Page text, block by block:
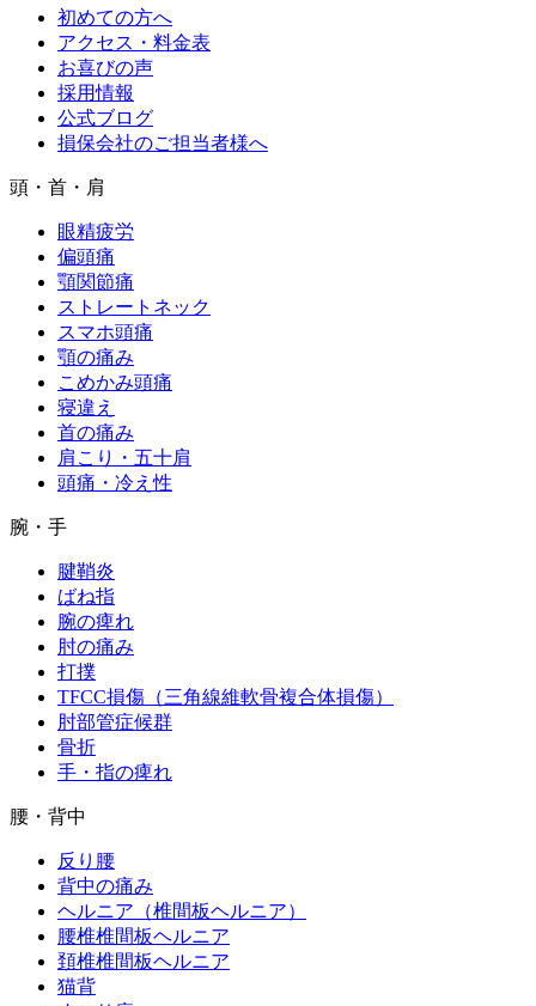
初めての方へ
アクセス・料金表
お喜びの声
採用情報
公式ブログ
損保会社のご担当者様へ
頭・首・肩
眼精疲労
偏頭痛
顎関節痛
ストレートネック
スマホ頭痛
顎の痛み
こめかみ頭痛
寝違え
首の痛み
肩こり・五十肩
頭痛・冷え性
腕・手
腱鞘炎
ばね指
腕の痺れ
肘の痛み
打撲
TFCC損傷（三角線維軟骨複合体損傷）
肘部管症候群
骨折
手・指の痺れ
腰・背中
反り腰
背中の痛み
ヘルニア（椎間板ヘルニア）
腰椎椎間板ヘルニア
頚椎椎間板ヘルニア
猫背